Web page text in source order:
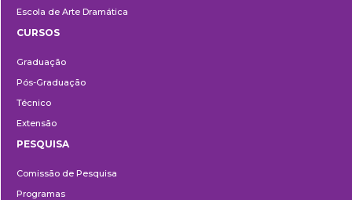
Escola de Arte Dramática
CURSOS
Graduação
Pós-Graduação
Técnico
Extensão
PESQUISA
Comissão de Pesquisa
Programas